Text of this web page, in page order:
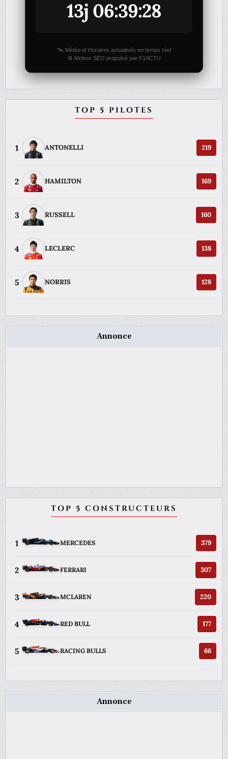
13j 06:39:28
🛰️ Météo et Horaires actualisés en temps réel
⚙️ Moteur SEO propulsé par F1ACTU
TOP 5 PILOTES
1 ANTONELLI 219
2 HAMILTON 169
3 RUSSELL 160
4 LECLERC 138
5 NORRIS 128
Annonce
TOP 5 CONSTRUCTEURS
1 MERCEDES 379
2 FERRARI 307
3 MCLAREN 220
4 RED BULL 177
5 RACING BULLS 66
Annonce